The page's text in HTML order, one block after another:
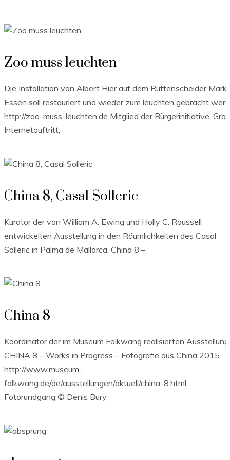
Zoo muss leuchten
Die Installation von Albert Hier auf dem Rüttenscheider
Essen soll restauriert und wieder zum leuchten gebracht
http://zoo-muss-leuchten.de Mitglied der Bürgerinitiative.
Internetauftritt,
China 8, Casal Solleric
Kurator der von William A. Ewing und Holly C. Roussell
entwickelten Ausstellung in den Räumlichkeiten des Casal
Solleric in Palma de Mallorca. China 8 –
China 8
Koordinator der im Museum Folkwang realisierten Ausstellung
CHINA 8 – Works in Progress – Fotografie aus China 2015.
http://www.museum-
folkwang.de/de/ausstellungen/aktuell/china-8.html
Fotorundgang © Denis Bury